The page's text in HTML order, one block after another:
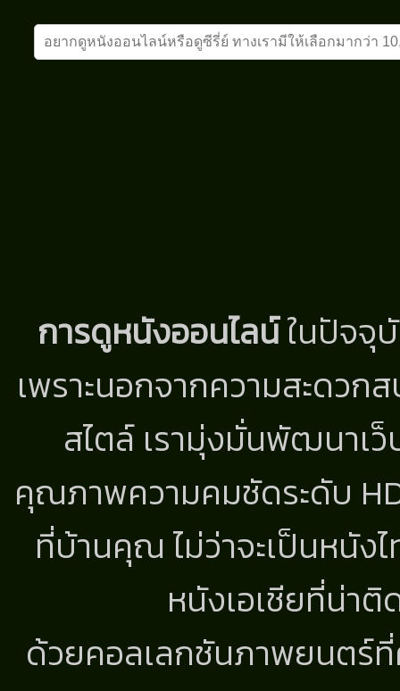
การดูหนังออนไลน์ในปัจจุ
เพราะนอกจากความสะดว
สไตล์ เรามุ่งมั่นพัฒนาเ
คุณภาพความคมชัดระดับ
ที่บ้านคุณ ไม่ว่าจะเป็นหนั
หนังเอเชียที่น่า
ด้วยคอลเลกชันภาพยนตร์